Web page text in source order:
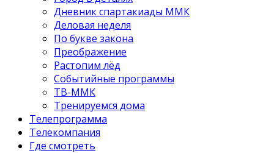
Дневник спартакиады ММК
Деловая неделя
По букве закона
Преображение
Растопим лёд
Событийные программы
ТВ-ММК
Тренируемся дома
Телепрограмма
Телекомпания
Где смотреть